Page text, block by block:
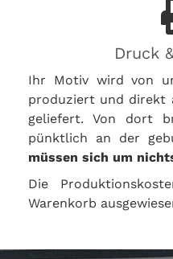
Druck
Ihr Motiv wird von
produziert und direkt
geliefert. Von dort
pünktlich an der
müssen sich um
Die
Warenkorb